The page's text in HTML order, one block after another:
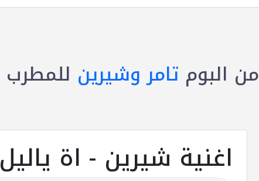
من البوم تامر وشيرين للمطرب
اغنية شيرين - اة ياليل